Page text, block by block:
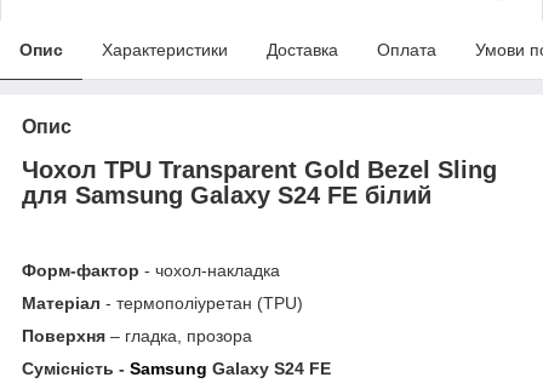
Опис Характеристики Доставка Оплата Умови
Опис
Чохол TPU Transparent Gold Bezel Sling
для Samsung Galaxy S24 FE білий
Форм-фактор - чохол-накладка
Матеріал - термополіуретан (TPU)
Поверхня – гладка, прозора
Сумісність - Samsung Galaxy S24 FE